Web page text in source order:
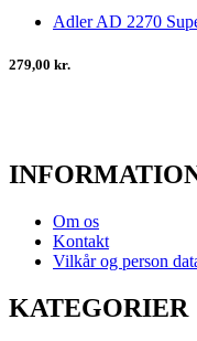
Adler AD 2270
279,00 kr.
Om os
Kontakt
Vilkår og person
KATEGORIER